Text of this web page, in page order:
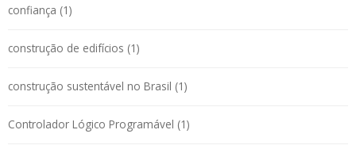
confiança (1)
construção de edifícios (1)
construção sustentável no Brasil (1)
Controlador Lógico Programável (1)